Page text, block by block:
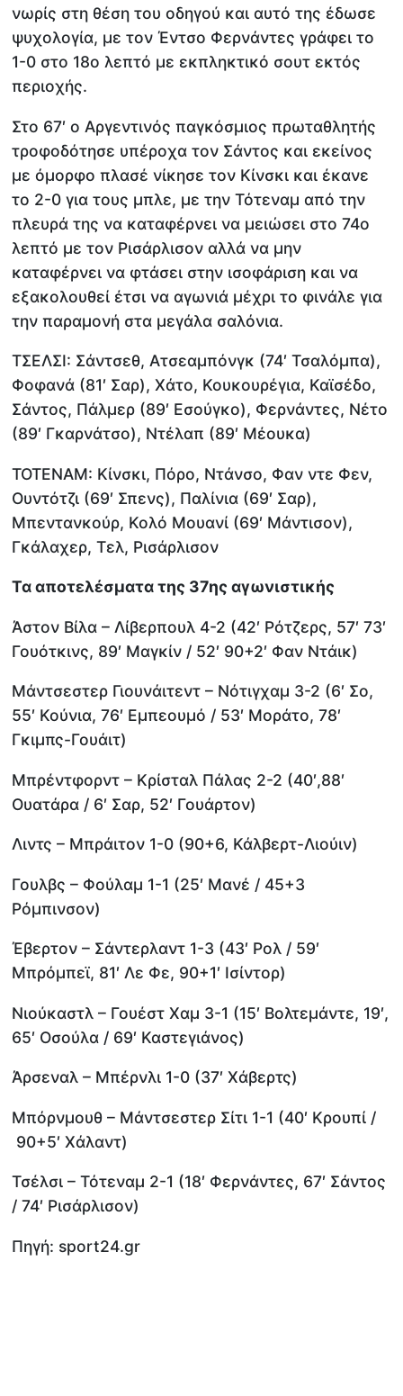
νωρίς στη θέση του οδηγού και αυτό της έδωσε
ψυχολογία, με τον Έντσο Φερνάντες γράφει το
1-0 στο 18ο λεπτό με εκπληκτικό σουτ εκτός
περιοχής.
Στο 67′ ο Αργεντινός παγκόσμιος πρωταθλητής
τροφοδότησε υπέροχα τον Σάντος και εκείνος
με όμορφο πλασέ νίκησε τον Κίνσκι και έκανε
το 2-0 για τους μπλε, με την Τότεναμ από την
πλευρά της να καταφέρνει να μειώσει στο 74ο
λεπτό με τον Ρισάρλισον αλλά να μην
καταφέρνει να φτάσει στην ισοφάριση και να
εξακολουθεί έτσι να αγωνιά μέχρι το φινάλε για
την παραμονή στα μεγάλα σαλόνια.
ΤΣΕΛΣΙ: Σάντσεθ, Ατσεαμπόνγκ (74′ Τσαλόμπα),
Φοφανά (81′ Σαρ), Χάτο, Κουκουρέγια, Καϊσέδο,
Σάντος, Πάλμερ (89′ Εσούγκο), Φερνάντες, Νέτο
(89′ Γκαρνάτσο), Ντέλαπ (89′ Μέουκα)
ΤΟΤΕΝΑΜ: Κίνσκι, Πόρο, Ντάνσο, Φαν ντε Φεν,
Ουντότζι (69′ Σπενς), Παλίνια (69′ Σαρ),
Μπεντανκούρ, Κολό Μουανί (69′ Μάντισον),
Γκάλαχερ, Τελ, Ρισάρλισον
Τα αποτελέσματα της 37ης αγωνιστικής
Άστον Βίλα – Λίβερπουλ 4-2 (42′ Ρότζερς, 57′ 73′
Γουότκινς, 89′ Μαγκίν / 52′ 90+2′ Φαν Ντάικ)
Μάντσεστερ Γιουνάιτεντ – Νότιγχαμ 3-2 (6′ Σο,
55′ Κούνια, 76′ Εμπεουμό / 53′ Μοράτο, 78′
Γκιμπς-Γουάιτ)
Μπρέντφορντ – Κρίσταλ Πάλας 2-2 (40′,88′
Ουατάρα / 6′ Σαρ, 52′ Γουάρτον)
Λιντς – Μπράιτον 1-0 (90+6, Κάλβερτ-Λιούιν)
Γουλβς – Φούλαμ 1-1 (25′ Μανέ / 45+3
Ρόμπινσον)
Έβερτον – Σάντερλαντ 1-3 (43′ Ρολ / 59′
Μπρόμπεϊ, 81′ Λε Φε, 90+1′ Ισίντορ)
Νιούκαστλ – Γουέστ Χαμ 3-1 (15′ Βολτεμάντε, 19′,
65′ Οσούλα / 69′ Καστεγιάνος)
Άρσεναλ – Μπέρνλι 1-0 (37′ Χάβερτς)
Μπόρνμουθ – Μάντσεστερ Σίτι 1-1 (40′ Κρουπί /
90+5′ Χάλαντ)
Τσέλσι – Τότεναμ 2-1 (18′ Φερνάντες, 67′ Σάντος
/ 74′ Ρισάρλισον)
Πηγή: sport24.gr